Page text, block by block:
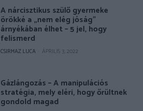
A nárcisztikus szülő gyermeke
örökké a „nem elég jóság”
árnyékában élhet – 5 jel, hogy
felismerd
CSIRMAZ LUCA ÁPRILIS 3, 2022
Gázlángozás – A manipulációs
stratégia, mely eléri, hogy őrültnek
gondold magad